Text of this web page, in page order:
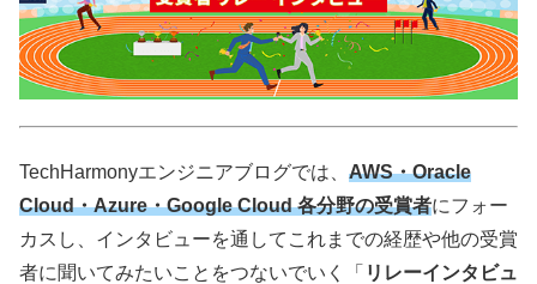
TechHarmonyエンジニアブログでは、 AWS・Oracle
Cloud・Azure・Google Cloud 各分野の受賞者にフォー
カスし、インタビューを通してこれまでの経歴や他の受賞
者に聞いてみたいことをつないでいく「 リレーインタビュ